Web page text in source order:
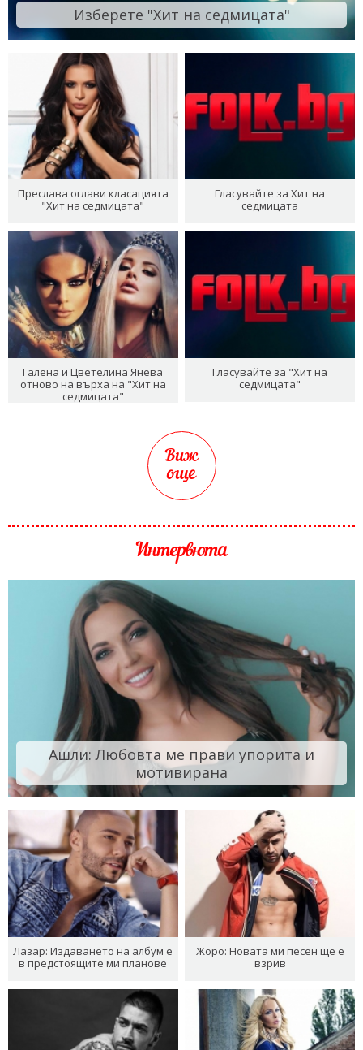
Изберете "Хит на седмицата"
Преслава оглави класацията
"Хит на седмицата"
Гласувайте за Хит на
седмицата
Галена и Цветелина Янева
отново на върха на "Хит на
седмицата"
Гласувайте за "Хит на
седмицата"
Виж
още
Интервюта
Ашли: Любовта ме прави упорита и
мотивирана
Лазар: Издаването на албум е
в предстоящите ми планове
Жоро: Новата ми песен ще е
взрив